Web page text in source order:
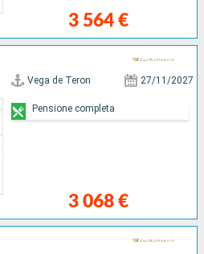
3 564 €
Vega de Teron 27/11/2027
3 068 €
Pensione completa